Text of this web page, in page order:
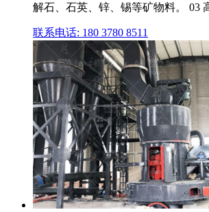
解石、石英、锌、锡等矿物料。 03
联系电话: 180 3780 8511